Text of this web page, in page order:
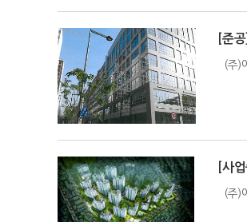
[준
(주)
[사
(주)